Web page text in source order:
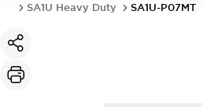
SA1U Heavy Duty
SA1U-P07MT